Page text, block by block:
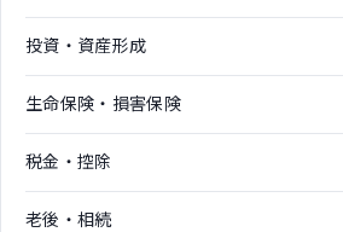
投資・資産形成
生命保険・損害保険
税金・控除
老後・相続